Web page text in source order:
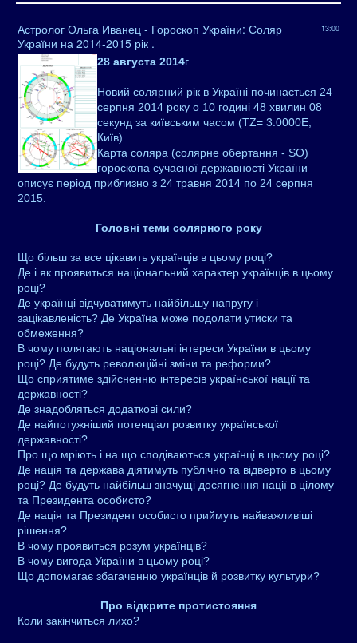
13:00
Астролог Ольга Иванец - Гороскоп України: Соляр
України на 2014-2015 рік .
28 августа 2014г.
Новий солярний рік в Україні починається 24
серпня 2014 року о 10 годині 48 хвилин 08
секунд за київським часом (TZ= 3.0000Е,
Київ).
Карта соляра (солярне обертання - SO)
гороскопа сучасної державності України
описує період приблизно з 24 травня 2014 по 24 серпня
2015.
Головні теми солярного року
Що більш за все цікавить українців в цьому році?
Де і як проявиться національний характер українців в цьому
році?
Де українці відчуватимуть найбільшу напругу і
зацікавленість? Де Україна може подолати утиски та
обмеження?
В чому полягають національні інтереси України в цьому
році? Де будуть революційні зміни та реформи?
Що сприятиме здійсненню інтересів української нації та
державності?
Де знадобляться додаткові сили?
Де найпотужніший потенціал розвитку української
державності?
Про що мріють і на що сподіваються українці в цьому році?
Де нація та держава діятимуть публічно та відверто в цьому
році? Де будуть найбільш значущі досягнення нації в цілому
та Президента особисто?
Де нація та Президент особисто приймуть найважливіші
рішення?
В чому проявиться розум українців?
В чому вигода України в цьому році?
Що допомагає збагаченню українців й розвитку культури?
Про відкрите протистояння
Коли закінчиться лихо?